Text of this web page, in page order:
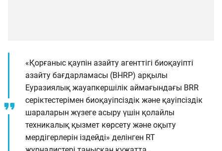
«Қорғаныс қаупін азайту агенттігі биоқауіпті
азайту бағдарламасы (BHRP) арқылы
Еуразиялық жауапкершілік аймағындағы BRR
серіктестерімен биоқауіпсіздік және қауіпсіздік
шараларын жүзеге асыру үшін қолайлы
техникалық қызмет көрсету және оқыту
мердігерлерін іздейді» делінген RT